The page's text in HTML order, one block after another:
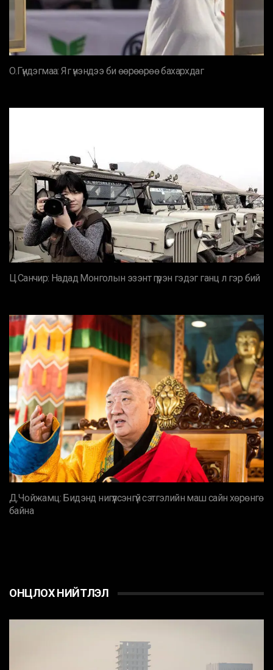
О.Гүндэгмаа: Яг үнэндээ би өөрөөрөө бахархдаг
Ц.Санчир: Надад Монголын эзэнт гүрэн гэдэг ганц л гэр бий
Д.Чойжамц: Бидэнд нигүүлсэнгүй сэтгэлийн маш сайн хөрөнгө
байна
ОНЦЛОХ НИЙТЛЭЛ